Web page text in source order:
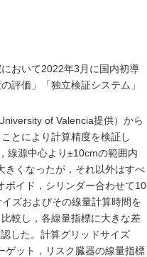
おいて2022年3月に国内初導
評価」「独立検証システム」
University of Valencia提供）から
とにより計算精度を検証し
線源中心より±10cmの範囲内
きくなったが，それ以外はすべ
ボイド，シリンダー合わせて10
ズおよびその線量計算時間を
較し，各線量指標に大きな差
した。計算グリッドサイズ
ット，リスク臓器の線量指標